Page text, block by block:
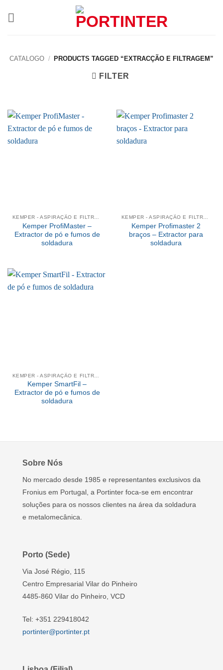
CATALOGO / PRODUCTS TAGGED “EXTRACÇÃO E FILTRAGEM”
FILTER
Kemper ProfiMaster –
Extractor de pó e fumos de
soldadura
Kemper Profimaster 2
braços – Extractor para
soldadura
Kemper SmartFil –
Extractor de pó e fumos de
soldadura
Sobre Nós
No mercado desde 1985 e representantes exclusivos da
Fronius em Portugal, a Portinter foca-se em encontrar
soluções para os nossos clientes na área da soldadura
e metalomecânica.
Porto (Sede)
Via José Régio, 115
Centro Empresarial Vilar do Pinheiro
4485-860 Vilar do Pinheiro, VCD
Tel: +351 229418042
portinter@portinter.pt